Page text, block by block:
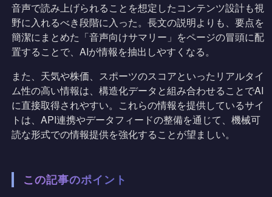
音声で読み上げられることを想定したコンテンツ設計も視
野に入れるべき段階に入った。長文の説明よりも、要点を
簡潔にまとめた「音声向けサマリー」をページの冒頭に配
置することで、AIが情報を抽出しやすくなる。
また、天気や株価、スポーツのスコアといったリアルタイ
ム性の高い情報は、構造化データと組み合わせることでAI
に直接取得されやすい。これらの情報を提供しているサイ
トは、API連携やデータフィードの整備を通じて、機械可
読な形式での情報提供を強化することが望ましい。
この記事のポイント